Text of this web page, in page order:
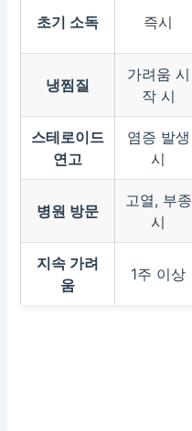
초기 소독 즉시
냉찜질
가려움 시
작 시
스테로이드
연고
염증 발생
시
병원 방문
고열, 부종
시
지속 가려
움
1주 이상